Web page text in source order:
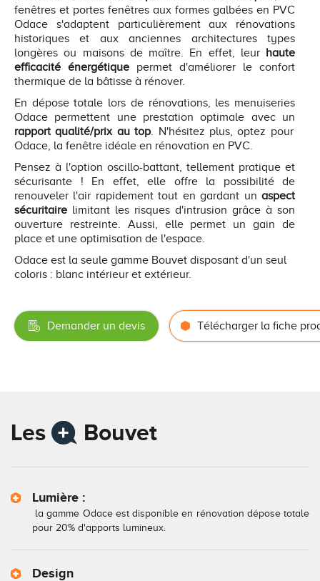
fenêtres et portes fenêtres aux formes galbées en PVC
Odace s'adaptent particulièrement aux rénovations
historiques et aux anciennes architectures types
longères ou maisons de maître. En effet, leur haute
efficacité énergétique permet d'améliorer le confort
thermique de la bâtisse à rénover.
En dépose totale lors de rénovations, les menuiseries
Odace permettent une prestation optimale avec un
rapport qualité/prix au top. N'hésitez plus, optez pour
Odace, la fenêtre idéale en rénovation en PVC.
Pensez à l'option oscillo-battant, tellement pratique et
sécurisante ! En effet, elle offre la possibilité de
renouveler l'air rapidement tout en gardant un aspect
sécuritaire limitant les risques d'intrusion grâce à son
ouverture restreinte. Aussi, elle permet un gain de
place et une optimisation de l'espace.
Odace est la seule gamme Bouvet disposant d'un seul
coloris : blanc intérieur et extérieur.
Demander un devis Télécharger la fiche
Les Bouvet
Lumière :
la gamme Odace est disponible en rénovation dépose totale
pour 20% d'apports lumineux.
Design